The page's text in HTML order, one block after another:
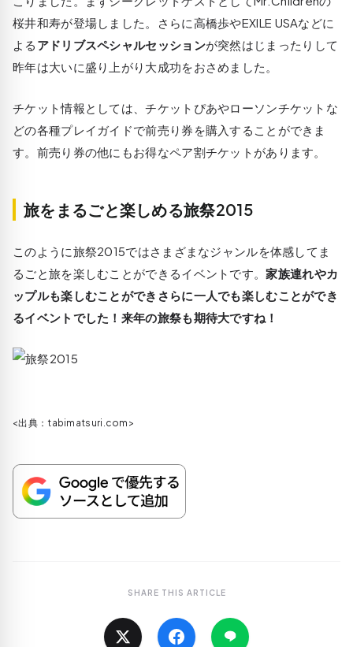
桜井和寿が登場しました。さらに高橋歩やEXILE USAなどに
よる アドリブスペシャルセッションが突然はじまったりして
昨年は大いに盛り上がり大成功をおさめました。
チケット情報としては、チケットぴあやローソンチケットな
どの各種プレイガイドで前売り券を購入することができま
す。前売り券の他にもお得なペア割チケットがあります。
旅をまるごと楽しめる旅祭2015
このように旅祭2015ではさまざまなジャンルを体感してま
るごと旅を楽しむことができるイベントです。家族連れやカ
ップルも楽しむことができさらに一人でも楽しむことができ
るイベントでした！来年の旅祭も期待大ですね！
<出典：tabimatsuri.com>
SHARE THIS ARTICLE